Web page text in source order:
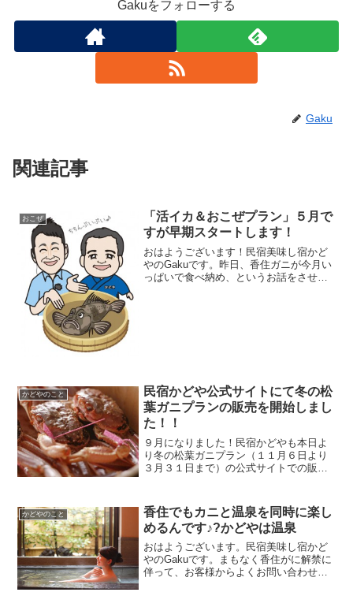
Gakuをフォローする
Gaku
関連記事
おこぜ
「活イカ＆おこぜプラン」５月で
すが早期スタートします！
おはようございます！民宿美味し宿かど
やのGakuです。昨日、香住ガニが今月い
っぱいで食べ納め、というお話をさせて
かどやのこと
民宿かどや公式サイトにて冬の松
葉ガニプランの販売を開始しまし
た！！
９月になりました！民宿かどやも本日よ
り冬の松葉ガニプラン（１１月６日より
３月３１日まで）の公式サイトでの販売
させていただきます。
かどやのこと
香住でもカニと温泉を同時に楽し
めるんです♪?かどやは温泉
おはようございます。民宿美味し宿かど
やのGakuです。まもなく香住がに解禁に
伴って、お客様からよくお問い合わせい